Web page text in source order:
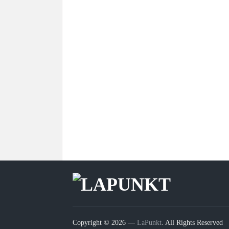
Copyright © 2026 — LaPunkt . All Rights Reserved